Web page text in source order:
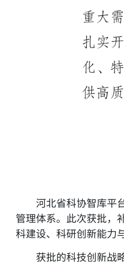
河北省科协智库平
管理体系。此次获批，
科建设、科研创新能力
获批的科技创新战